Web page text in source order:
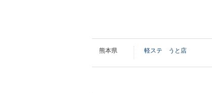
熊本県 軽ステ うと店